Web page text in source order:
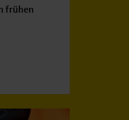
frühen